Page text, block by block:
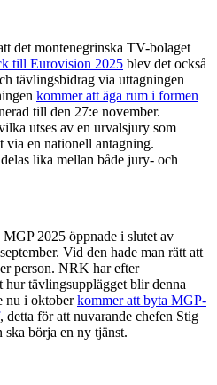
det montenegrinska TV-bolaget
till Eurovision 2025 blev det också
tävlingsbidrag via uttagningen
kommer att äga rum i formen
till den 27:e november.
utses av en urvalsjury som
en nationell antagning.
lika mellan både jury- och
2025 öppnade i slutet av
Vid den hade man rätt att
person. NRK har efter
hur tävlingsupplägget blir denna
nu i oktoberkommer att byta MGP-
, detta för att nuvarande chefen Stig
ska börja en ny tjänst.